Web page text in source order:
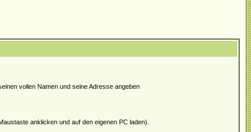
vollen Namen und seine Adresse angeben
anklicken und auf den eigenen PC laden).